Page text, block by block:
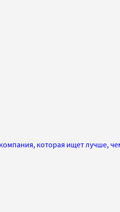
которая ищет лучше,